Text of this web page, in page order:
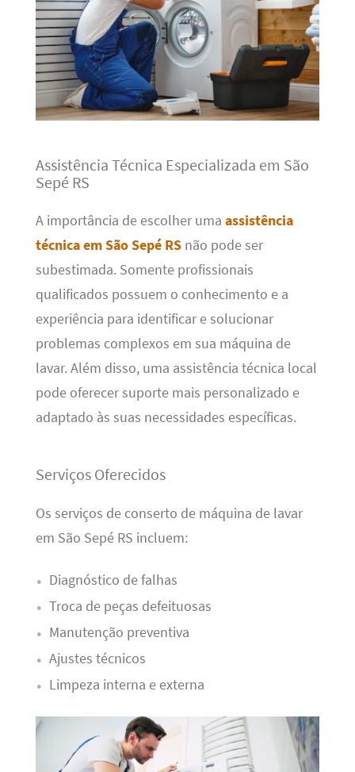
Assistência Técnica Especializada em São
Sepé RS
A importância de escolher uma assistência
técnica em São Sepé RSnão pode ser
subestimada. Somente profissionais
qualificados possuem o conhecimento e a
experiência para identificar e solucionar
problemas complexos em sua máquina de
lavar. Além disso, uma assistência técnica local
pode oferecer suporte mais personalizado e
adaptado às suas necessidades específicas.
Serviços Oferecidos
Os serviços de conserto de máquina de lavar
em São Sepé RS incluem:
Diagnóstico de falhas
Troca de peças defeituosas
Manutenção preventiva
Ajustes técnicos
Limpeza interna e externa